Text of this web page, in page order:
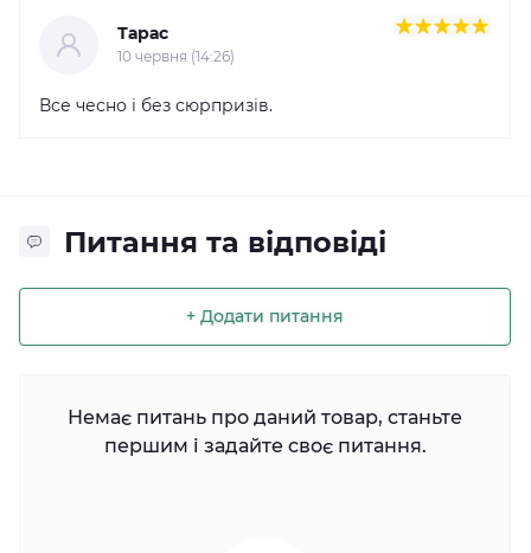
Тарас
10 червня (14:26)
Все чесно і без сюрпризів.
Питання та відповіді
+ Додати питання
Немає питань про даний товар, станьте
першим і задайте своє питання.